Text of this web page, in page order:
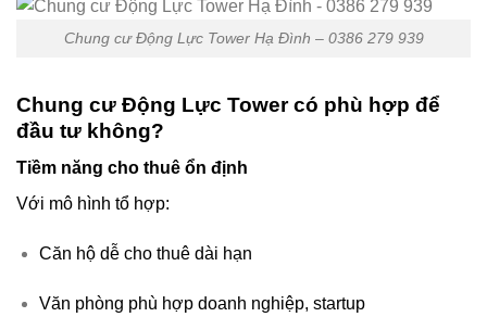
Chung cư Động Lực Tower Hạ Đình – 0386 279 939
Chung cư Động Lực Tower có phù hợp để
đầu tư không?
Tiềm năng cho thuê ổn định
Với mô hình tổ hợp:
Căn hộ dễ cho thuê dài hạn
Văn phòng phù hợp doanh nghiệp, startup